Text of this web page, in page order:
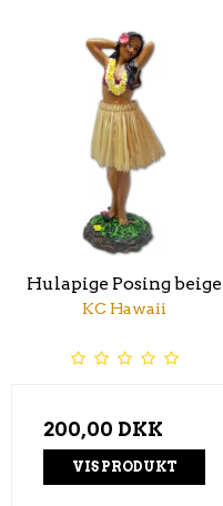
Hulapige Posing beige
KC Hawaii
200,00 DKK
VIS PRODUKT